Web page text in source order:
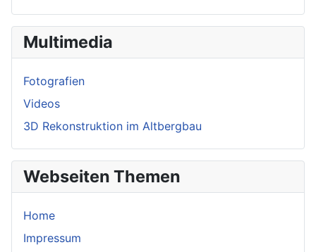
Multimedia
Fotografien
Videos
3D Rekonstruktion im Altbergbau
Webseiten Themen
Home
Impressum